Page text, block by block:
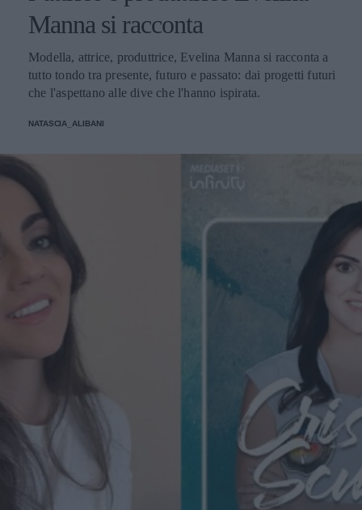
Manna si racconta
Modella, attrice, produttrice, Evelina Manna si racconta a
tutto tondo tra presente, futuro e passato: dai progetti futuri
che l'aspettano alle dive che l'hanno ispirata.
NATASCIA_ALIBANI